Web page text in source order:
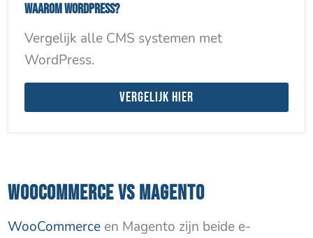
Waarom WordPress?
Vergelijk alle CMS systemen met
WordPress.
Vergelijk hier
WOOCOMMERCE VS MAGENTO
WooCommerce en Magento zijn beide e-